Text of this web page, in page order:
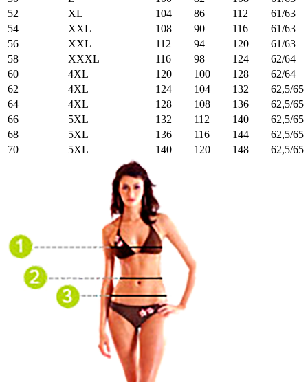
52
XL 104 86 112
61/63
54
XXL 108 90 116
61/63
56
XXL 112 94 120
61/63
58
XXXL 116 98 124
62/64
60
4XL 120 100 128
62/64
62
4XL 124 104 132
62,5/65
64
4XL 128 108 136
62,5/65
66
5XL 132 112 140
62,5/65
68
5XL 136 116 144
62,5/65
70
5XL 140 120 148 62,5/65